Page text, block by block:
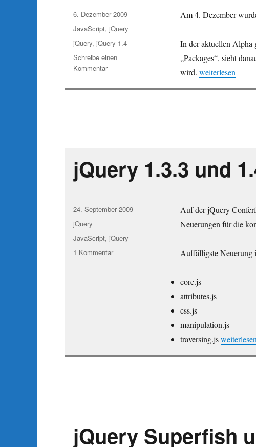
Am 4. Dezember
In der aktuellen Alpha
„Packages“, sieht
wird. „jQuery 1.4a1 –
weiterlesen
Veröffentlicht
am
6. Dezember 2009
Kategorien
JavaScript, jQuery
Schlagwörter
jQuery, jQuery 1.4
Schreibe einen
Kommentarzu
1.4a1
jQuery 1.3.3 und
Auf der jQuery
Neuerungen für die
Auffälligste Neuerung
core.js
attributes.js
css.js
manipulation.js
traversing.js„jQuery
weiterlesen
Veröffentlicht
am
24. September 2009
Kategorien
jQuery
Schlagwörter
JavaScript, jQuery
1 Kommentarzu
jQuery Superfish